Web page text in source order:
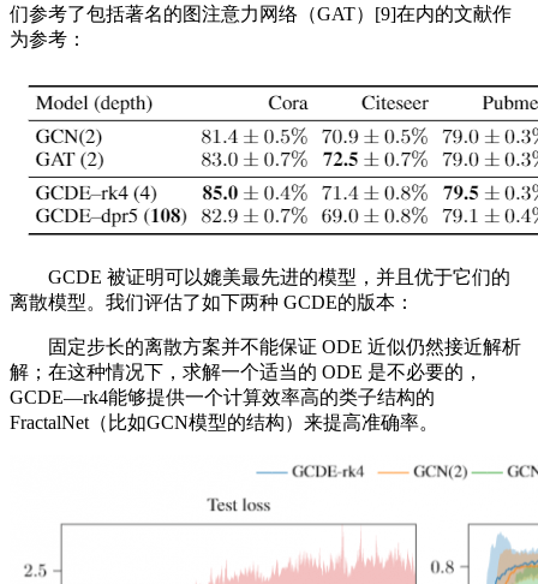
们参考了包括著名的图注意力网络（GAT）[9]在内的文献作
为参考：
GCDE 被证明可以媲美最先进的模型，并且优于它们的
离散模型。我们评估了如下两种 GCDE的版本：
固定步长的离散方案并不能保证 ODE 近似仍然接近解析
解；在这种情况下，求解一个适当的 ODE 是不必要的，
GCDE—rk4能够提供一个计算效率高的类子结构的
FractalNet（比如GCN模型的结构）来提高准确率。